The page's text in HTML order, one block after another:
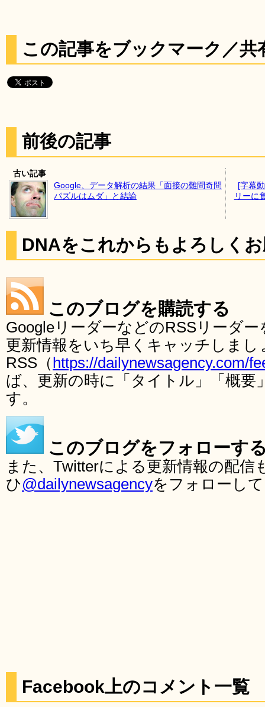
この記事をブックマーク／共
前後の記事
古い記事
Google、データ解析の結果「面接の難問奇問
パズルはムダ」と結論
[字幕
リーに
DNAをこれからもよろしく
このブログを購読する
GoogleリーダーなどのRSSリーダ
更新情報をいち早くキャッチしま
RSS（ https://dailynewsagency.com/
ば、更新の時に「タイトル」「概要
す。
このブログをフォローす
また、Twitterによる更新情報の配
ひ@dailynewsagencyをフォローし
Facebook上のコメント一覧